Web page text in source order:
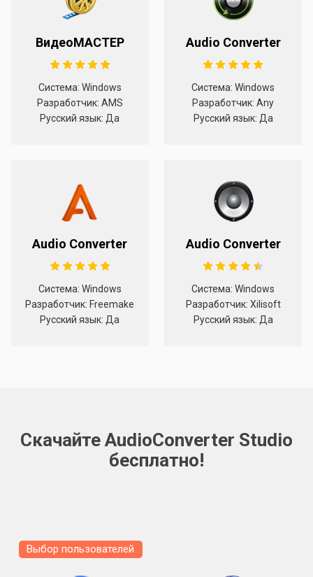
ВидеоМАСТЕР
Система: Windows
Разработчик: AMS
Русский язык: Да
Audio Converter
Система: Windows
Разработчик: Any
Русский язык: Да
Audio Converter
Система: Windows
Разработчик: Freemake
Русский язык: Да
Audio Converter
Система: Windows
Разработчик: Xilisoft
Русский язык: Да
Скачайте AudioConverter Studio
бесплатно!
Выбор пользователей